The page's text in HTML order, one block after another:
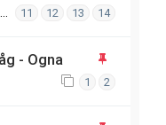
11 12 13 14
- Ogna
1 2